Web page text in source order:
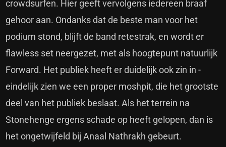
crowdsurfen. Hier geeft vervolgens iedereen braaf
gehoor aan. Ondanks dat de beste man voor het
podium stond, blijft de band retestrak, en wordt er
flawless set neergezet, met als hoogtepunt natuurlijk
Forward. Het publiek heeft er duidelijk ook zin in -
eindelijk zien we een proper moshpit, die het grootste
deel van het publiek beslaat. Als het terrein na
Stonehenge ergens schade op heeft gelopen, dan is
het ongetwijfeld bij Anaal Nathrakh gebeurt.